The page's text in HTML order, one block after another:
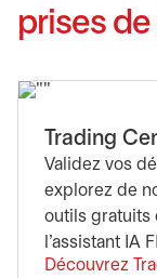
prises
Trading
Validez vos
explorez de
outils gratuits
l’assistant IA
Découvrez